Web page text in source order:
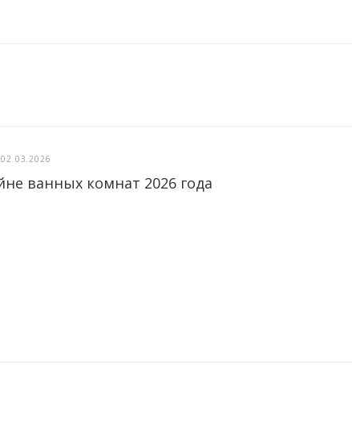
02.03.2026
ванных комнат 2026 года